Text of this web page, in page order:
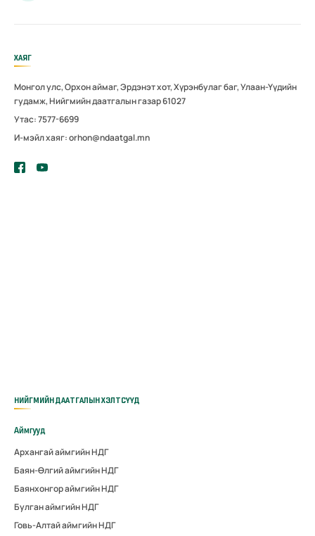
ХАЯГ
Монгол улс, Орхон аймаг, Эрдэнэт хот, Хүрэнбулаг баг, Улаан-Үүдийн
гудамж, Нийгмийн даатгалын газар 61027
Утас: 7577-6699
И-мэйл хаяг: orhon@ndaatgal.mn
НИЙГМИЙН ДААТГАЛЫН ХЭЛТСҮҮД
Аймгууд
Архангай аймгийн НДГ
Баян-Өлгий аймгийн НДГ
Баянхонгор аймгийн НДГ
Булган аймгийн НДГ
Говь-Алтай аймгийн НДГ